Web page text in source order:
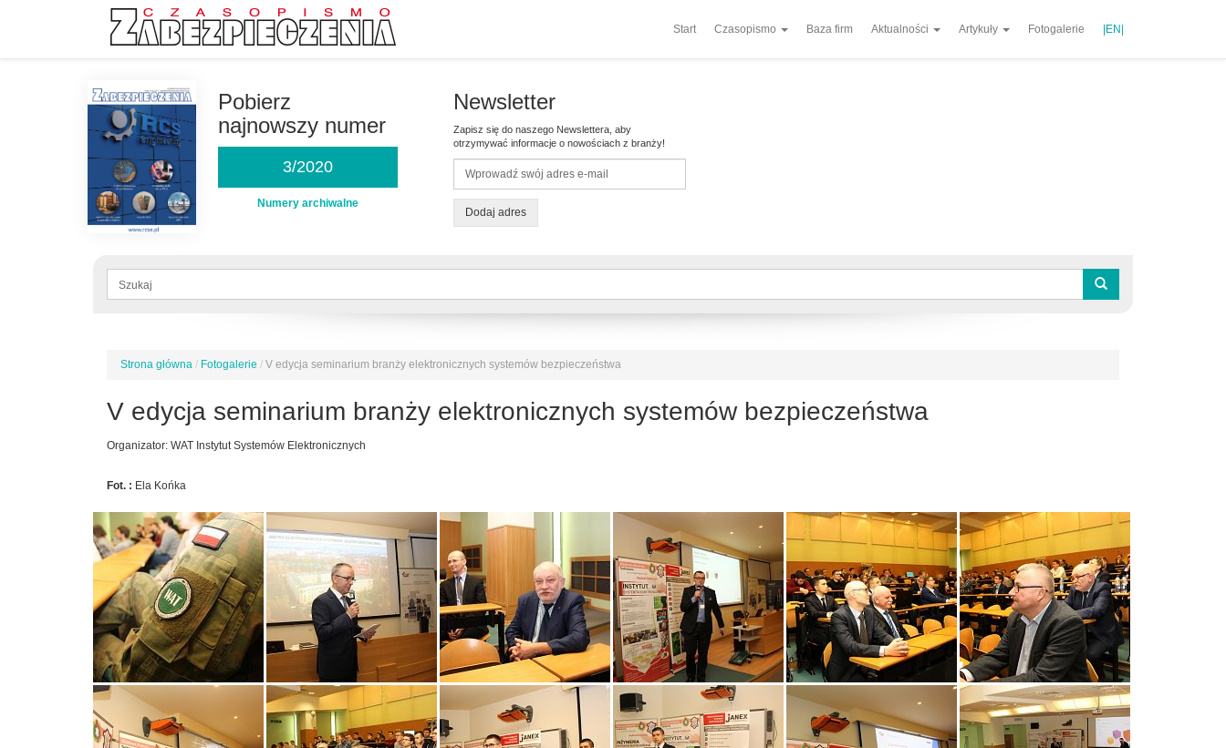
Start Czasopismo Baza firm Aktualności Artykuły Fotogalerie |EN|
Pobierz
najnowszy numer
3/2020
Numery archiwalne
Newsletter
Zapisz się do naszego Newslettera, aby
otrzymywać informacje o nowościach z branży!
Dodaj adres
Formularz
Jesteś
Strona główna / Fotogalerie / V edycja seminarium branży elektronicznych systemów bezpieczeństwa
V edycja seminarium branży elektronicznych systemów bezpieczeństwa
Organizator: WAT Instytut Systemów Elektronicznych
Fot. : Ela Końka